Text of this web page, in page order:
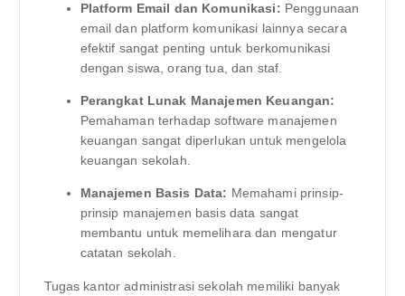
Platform Email dan Komunikasi: Penggunaan
email dan platform komunikasi lainnya secara
efektif sangat penting untuk berkomunikasi
dengan siswa, orang tua, dan staf.
Perangkat Lunak Manajemen Keuangan:
Pemahaman terhadap software manajemen
keuangan sangat diperlukan untuk mengelola
keuangan sekolah.
Manajemen Basis Data: Memahami prinsip-
prinsip manajemen basis data sangat
membantu untuk memelihara dan mengatur
catatan sekolah.
Tugas kantor administrasi sekolah memiliki banyak